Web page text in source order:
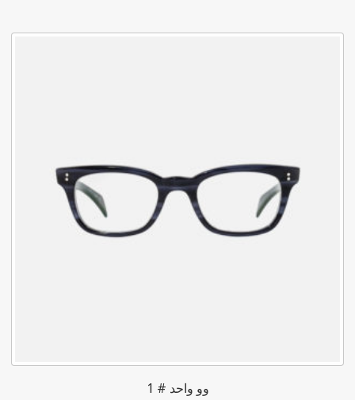
وو واحد # 1